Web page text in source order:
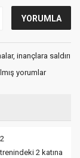
inançlara saldırı
yorumlar
2 katına